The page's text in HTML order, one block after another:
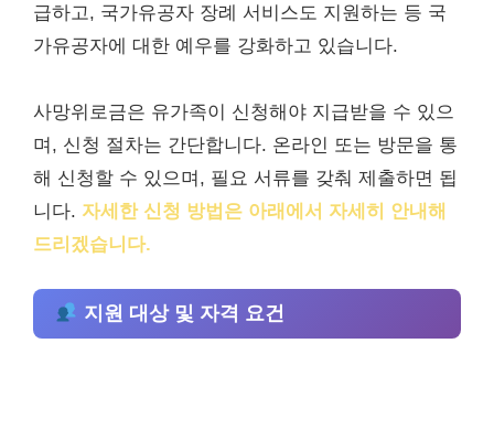
급하고, 국가유공자 장례 서비스도 지원하는 등 국
가유공자에 대한 예우를 강화하고 있습니다.
사망위로금은 유가족이 신청해야 지급받을 수 있으
며, 신청 절차는 간단합니다. 온라인 또는 방문을 통
해 신청할 수 있으며, 필요 서류를 갖춰 제출하면 됩
니다. 자세한 신청 방법은 아래에서 자세히 안내해
드리겠습니다.
지원 대상 및 자격 요건